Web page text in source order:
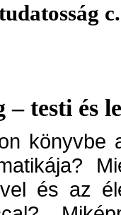
– testi és
könyvbe
és az